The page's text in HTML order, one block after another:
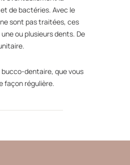
de bactéries. Avec le
sont pas traitées, ces
ou plusieurs dents. De
bucco-dentaire, que vous
façon régulière.